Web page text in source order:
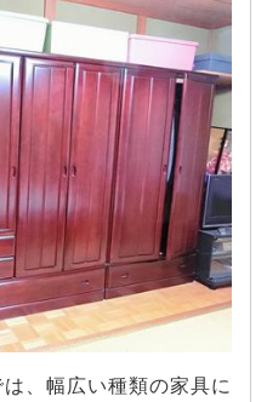
、幅広い種類の家具に